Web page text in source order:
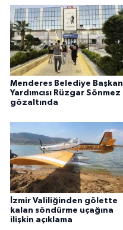
Menderes Belediye Başkan
Yardımcısı Rüzgar Sönmez
gözaltında
İzmir Valiliğinden gölette
kalan söndürme uçağına
ilişkin açıklama